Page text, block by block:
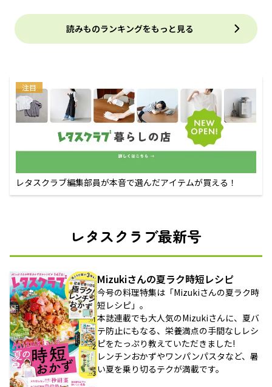
読みものランキングをもっと見る
注目
レタスクラブ編集部員が本音で選んだアイテムが買える！
レタスクラブ最新号
Mizukiさんの夏ラク時短レシピ
今号の料理特集は「Mizukiさんの夏ラク時
短レシピ」。
本誌連載でも大人気のMizukiさんに、夏バ
テ防止にもなる、栄養満点の手間なしレシ
ピをたっぷり教えていただきました!
レンチンおかずやワンパンパスタなど、暑
い夏を乗り切るテクが満載です。